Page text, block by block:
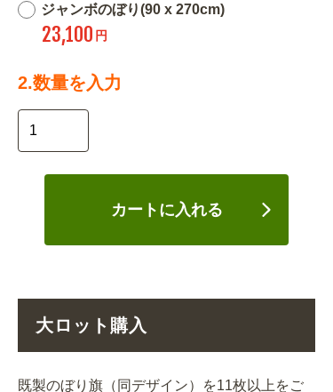
ジャンボのぼり(90 x 270cm)
23,100 円
2.数量を入力
カートに入れる
大ロット購入
既製のぼり旗（同デザイン）を11枚以上をご